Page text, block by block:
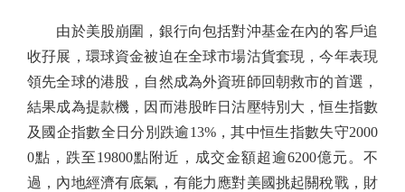
由於美股崩圍，銀行向包括對沖基金在內的客戶追
收孖展，環球資金被迫在全球市場沽貨套現，今年表現
領先全球的港股，自然成為外資班師回朝救市的首選，
結果成為提款機，因而港股昨日沽壓特別大，恒生指數
及國企指數全日分別跌逾13%，其中恒生指數失守2000
0點，跌至19800點附近，成交金額超逾6200億元。不
過，內地經濟有底氣，有能力應對美國挑起關稅戰，財